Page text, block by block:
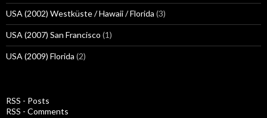
USA (2002) Westküste / Hawaii / Florida (3)
USA (2007) San Francisco (1)
USA (2009) Florida (2)
RSS - Posts
RSS - Comments